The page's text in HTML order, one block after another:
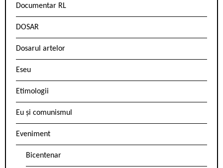
Documentar RL
DOSAR
Dosarul artelor
Eseu
Etimologii
Eu și comunismul
Eveniment
Bicentenar